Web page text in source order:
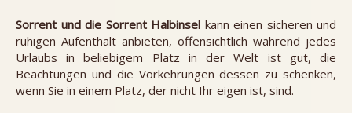
Sorrent und die Sorrent Halbinsel kann einen sicheren und
ruhigen Aufenthalt anbieten, offensichtlich während jedes
Urlaubs in beliebigem Platz in der Welt ist gut, die
Beachtungen und die Vorkehrungen dessen zu schenken,
wenn Sie in einem Platz, der nicht Ihr eigen ist, sind.